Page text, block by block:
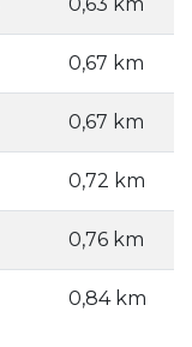
0,63 km
0,67 km
0,67 km
0,72 km
0,76 km
0,84 km